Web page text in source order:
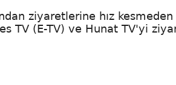
ziyaretlerine hız
TV (E-TV) ve Hunat TV'yi